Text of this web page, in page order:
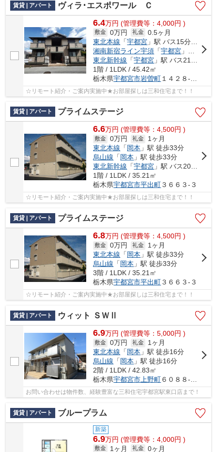
賃貸 | アパート ヴィラ･エスポワール Ｃ
6.4万円 (管理費等：4,000円 )
敷金 0万円 礼金 0.5ヶ月
東北本線 「宇都宮 」駅 バス15分 「堀切」 停歩4分
湘南新宿ライン宇須 「宇都宮 」駅 バス15分 「堀切」 停歩4分
東北新幹線 「宇都宮 」駅 バス21分 「堀切（栃木県）」 停歩6分
1階 / 1LDK / 45.42㎡
栃木県宇都宮市岩曽町 １４２８-１４
☆リモート紹介・ご案内実施中★お部屋探しは三和住宅まで！！
賃貸 | アパート プライムステージ
6.6万円 (管理費等：4,500円 )
敷金 0万円 礼金
1ヶ月
東北本線 「岡本 」駅 徒歩33分
烏山線 「岡本 」駅 徒歩33分
東北新幹線 「宇都宮 」駅 バス20分 「平出工業団地」 停歩10分
1階 / 1LDK / 35.21㎡
栃木県宇都宮市平出町３６６３-３
☆リモート紹介・ご案内実施中★お部屋探しは三和住宅まで！！
賃貸 | アパート プライムステージ
6.8万円 (管理費等：4,500円 )
敷金 0万円 礼金
1ヶ月
東北本線 「岡本 」駅 徒歩33分
烏山線 「岡本 」駅 徒歩33分
3階 / 1LDK / 35.21㎡
栃木県宇都宮市平出町３６６３-３
☆リモート紹介・ご案内実施中★お部屋探しは三和住宅まで！！
賃貸 | アパート ウィット ＳＷⅡ
6.9万円 (管理費等：5,000円 )
敷金 0万円 礼金
1ヶ月
東北本線 「岡本 」駅 徒歩16分
烏山線 「岡本 」駅 徒歩16分
2階 / 1LDK / 42.83㎡
栃木県宇都宮市 上野町６０８８-１３
お問い合わせは物件数、経験豊富な三和住宅宇都宮駅東口店まで！
賃貸 | アパート ブループラム
新築
6.9万円 (管理費等：4,000円 )
敷金 1ヶ月 礼金 0ヶ月